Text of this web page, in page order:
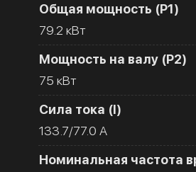
Общая мощность (Р1)
79.2 кВт
Мощность на валу (Р2)
75 кВт
Сила тока (I)
133.7/77.0 A
Номинальная частота